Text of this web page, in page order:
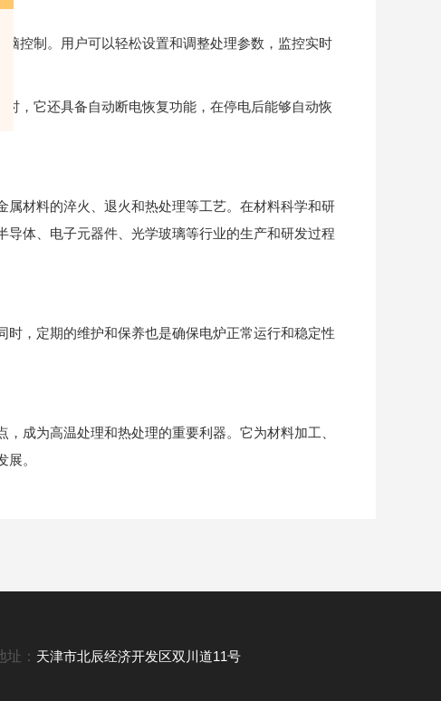
控制。用户可以轻松设置和调整处理参数，监控实时
，它还具备自动断电恢复功能，在停电后能够自动恢
材料的淬火、退火和热处理等工艺。在材料科学和研
体、电子元器件、光学玻璃等行业的生产和研发过程
，定期的维护和保养也是确保电炉正常运行和稳定性
成为高温处理和热处理的重要利器。它为材料加工、
。
址： 天津市北辰经济开发区双川道11号